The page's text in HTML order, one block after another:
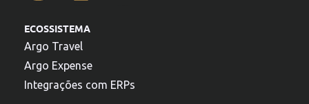
ECOSSISTEMA
Argo Travel
Argo Expense
Integrações com ERPs